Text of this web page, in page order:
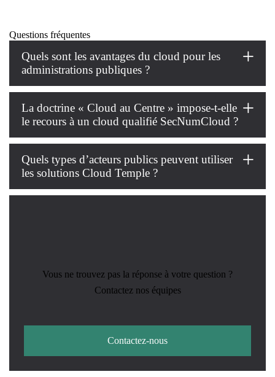
Questions fréquentes
Quels sont les avantages du cloud pour les
administrations publiques ?
La doctrine « Cloud au Centre » impose-t-elle
le recours à un cloud qualifié SecNumCloud ?
Quels types d’acteurs publics peuvent utiliser
les solutions Cloud Temple ?
Vous ne trouvez pas la réponse à votre question ?
Contactez nos équipes
Contactez-nous